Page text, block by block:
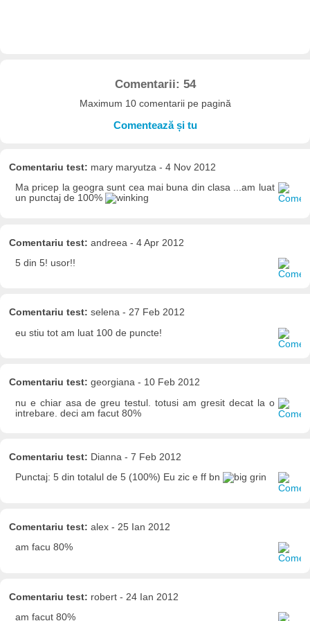
Comentarii: 54
Maximum 10 comentarii pe pagină
Comentează și tu
Comentariu test: mary maryutza - 4 Nov 2012
Ma pricep la geogra sunt cea mai buna din clasa ...am luat
un punctaj de 100%
Comentariu test: andreea - 4 Apr 2012
5 din 5! usor!!
Comentariu test: selena - 27 Feb 2012
eu stiu tot am luat 100 de puncte!
Comentariu test: georgiana - 10 Feb 2012
nu e chiar asa de greu testul. totusi am gresit decat la o
intrebare. deci am facut 80%
Comentariu test: Dianna - 7 Feb 2012
Punctaj: 5 din totalul de 5 (100%) Eu zic e ff bn
Comentariu test: alex - 25 Ian 2012
am facu 80%
Comentariu test: robert - 24 Ian 2012
am facut 80%